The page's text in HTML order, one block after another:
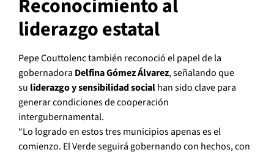
Reconocimiento al
liderazgo estatal
Pepe Couttolenc también reconoció el papel de la
gobernadora Delfina Gómez Álvarez, señalando que
su liderazgo y sensibilidad socialhan sido clave para
generar condiciones de cooperación
intergubernamental.
“Lo logrado en estos tres municipios apenas es el
comienzo. El Verde seguirá gobernando con hechos, con